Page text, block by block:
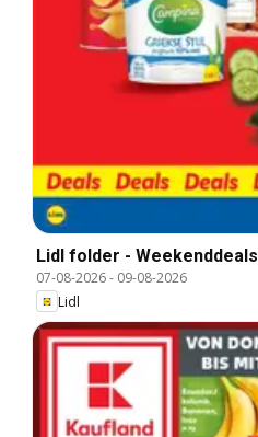
Lidl folder - Weekenddeals
07-08-2026- 09-08-2026
Lidl